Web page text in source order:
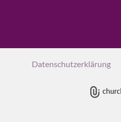
Datenschutzerklärung